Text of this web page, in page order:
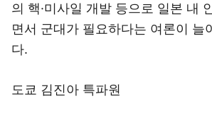
의 핵·미사일 개발 등으로 일본 내
면서 군대가 필요하다는 여론이 늘
다.
도쿄 김진아 특파원